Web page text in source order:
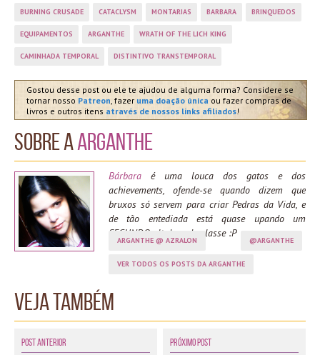
BURNING CRUSADE CATACLYSM MONTARIAS BARBARA BRINQUEDOS
EQUIPAMENTOS ARGANTHE WRATH OF THE LICH KING
CAMINHADA TEMPORAL DISTINTIVO TRANSTEMPORAL
Gostou desse post ou ele te ajudou de alguma forma? Considere se
tornar nosso Patreon , fazer uma doação única ou fazer compras de
livros e outros itens através de nossos links afiliados!
Sobre aArganthe
Bárbara é uma louca dos gatos e dos
achievements, ofende-se quando dizem que
bruxos só servem para criar Pedras da Vida, e
de tão entediada está quase upando um
SEGUNDO alt de cada classe :P
ARGANTHE @ AZRALON @ARGANTHE
VER TODOS OS POSTS DA ARGANTHE
Veja também
Post Anterior Próximo Post